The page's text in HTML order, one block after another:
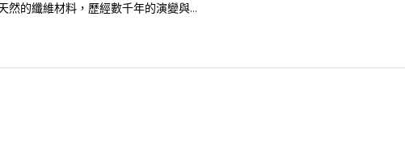
的纖維材料，歷經數千年的演變與...